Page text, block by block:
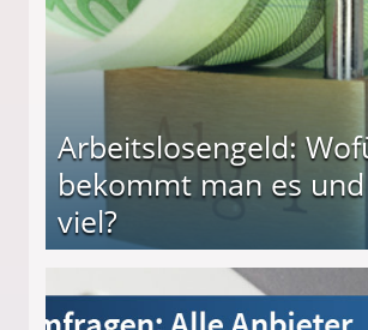
Arbeitslosengeld:
bekommt man es
viel?
und wie viel?